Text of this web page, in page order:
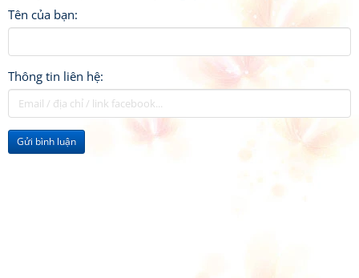
Tên của bạn:
Thông tin liên hệ:
Gửi bình luận